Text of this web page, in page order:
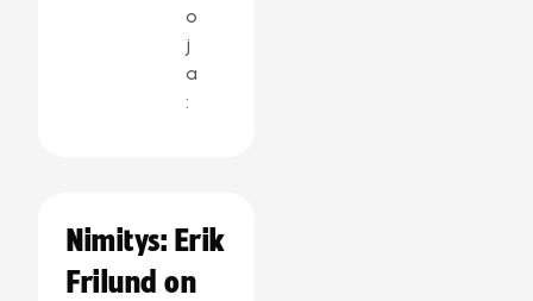
o
j
a
:
Nimitys: Erik
Frilund on